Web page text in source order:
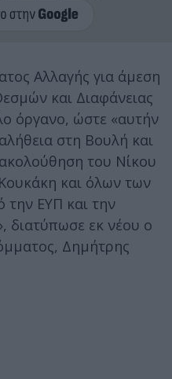
Αλλαγής για άμεση
και Διαφάνειας
όργανο, ώστε «αυτήν
στη Βουλή και
του Νίκου
και όλων των
ΕΥΠ και την
διατύπωσε εκ νέου ο
Δημήτρης